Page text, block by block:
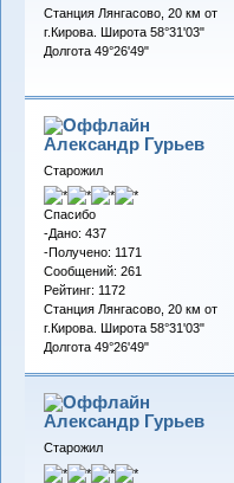
Станция Лянгасово, 20 км от
г.Кирова. Широта 58°31'03"
Долгота 49°26'49"
Александр Гурьев
Старожил
Спасибо
-Дано: 437
-Получено: 1171
Сообщений: 261
Рейтинг: 1172
Станция Лянгасово, 20 км от
г.Кирова. Широта 58°31'03"
Долгота 49°26'49"
Александр Гурьев
Старожил